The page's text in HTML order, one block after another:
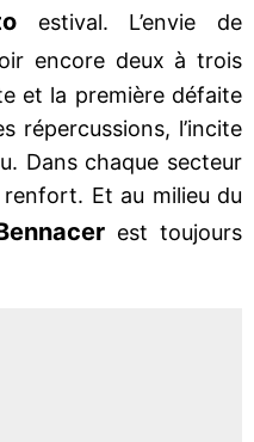
estival. L’envie de
encore deux à trois
et la première défaite
répercussions, l’incite
Dans chaque secteur
renfort. Et au milieu du
est toujours